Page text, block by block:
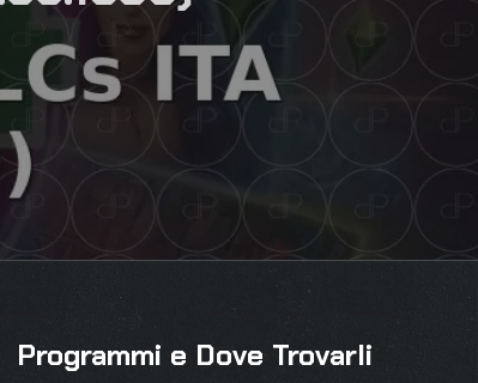
Programmi e Dove Trovarli